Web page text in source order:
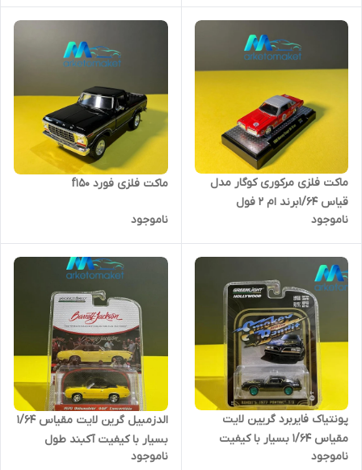
ماکت فلزی مرکوری کوگار مدل
قیاس ۱/۶۴برند ام ۲ فول
ناموجود
ماکت فلزی فورد f150
ناموجود
پونتیاک فایربرد گریین لایت
مقیاس ۱/۶۴ بسیار با کیفیت
آکبند
ناموجود
الدزمبیل گرین لایت مقیاس ۱/۶۴
بسیار با کیفیت آکبند طول
ناموجود